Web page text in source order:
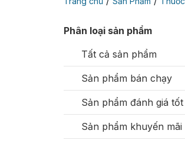
Phân loại sản phẩm
Tất cả sản phẩm
Sản phẩm bán chạy
Sản phẩm đánh giá tốt
Sản phẩm khuyến mãi